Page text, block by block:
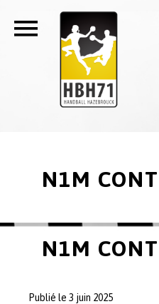
N1M
N1M
Publié le 3 juin 2025